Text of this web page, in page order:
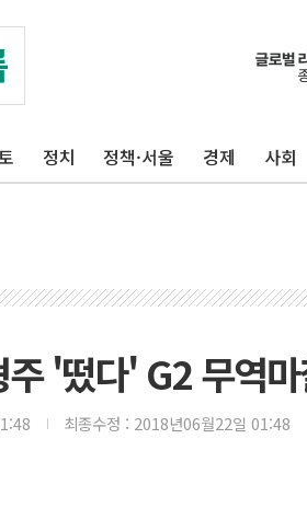
정치 정책·서울 경제 사회
'떴다' G2 무역
최종수정 : 2018년06월22일 01:48